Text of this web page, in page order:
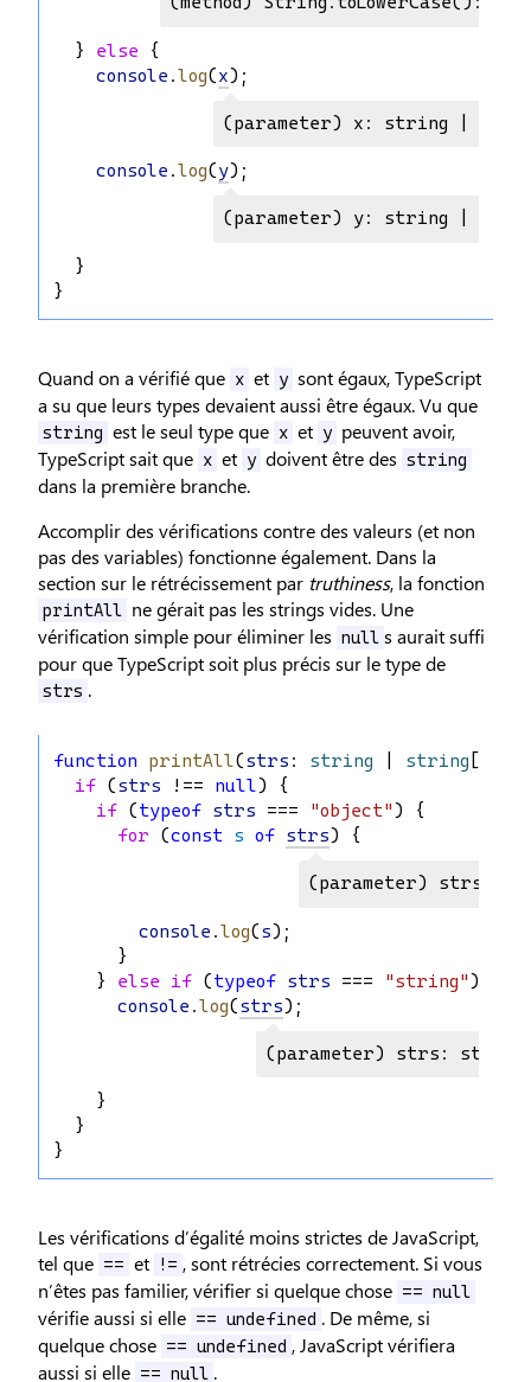
  }
else {
console .log(x);
(parameter) x: string |
console .log(y);
(parameter) y: string |
  }
}
Quand on a vérifié que x et y sont égaux, TypeScript
a su que leurs types devaient aussi être égaux. Vu que
string est le seul type que x et y peuvent avoir,
TypeScript sait que x et y doivent être des string
dans la première branche.
Accomplir des vérifications contre des valeurs (et non
pas des variables) fonctionne également. Dans la
section sur le rétrécissement par truthiness, la fonction
printAll
ne gérait pas les strings vides. Une
vérification simple pour éliminer les null s aurait suffi
pour que TypeScript soit plus précis sur le type de
strs .
function printAll(strs : string string [] |
if (strs !== null) {
if (typeof strs === "object") {
for (const s of strs) {
(parameter) strs:
console .log(s);
      }
    }
else if (typeof strs === "string") {
console .log(strs);
(parameter) strs: string
    }
  }
}
Les vérifications d’égalité moins strictes de JavaScript,
tel que == et != , sont rétrécies correctement. Si vous
n’êtes pas familier, vérifier si quelque chose == null
vérifie aussi si elle == undefined . De même, si
quelque chose == undefined , JavaScript vérifiera
aussi si elle == null .